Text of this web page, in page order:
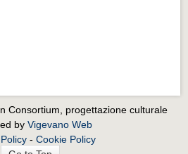
Consortium, progettazione culturale
by Vigevano Web
- Cookie Policy